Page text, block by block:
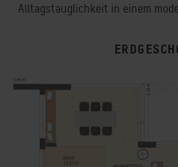
Alltagstauglichkeit in einem